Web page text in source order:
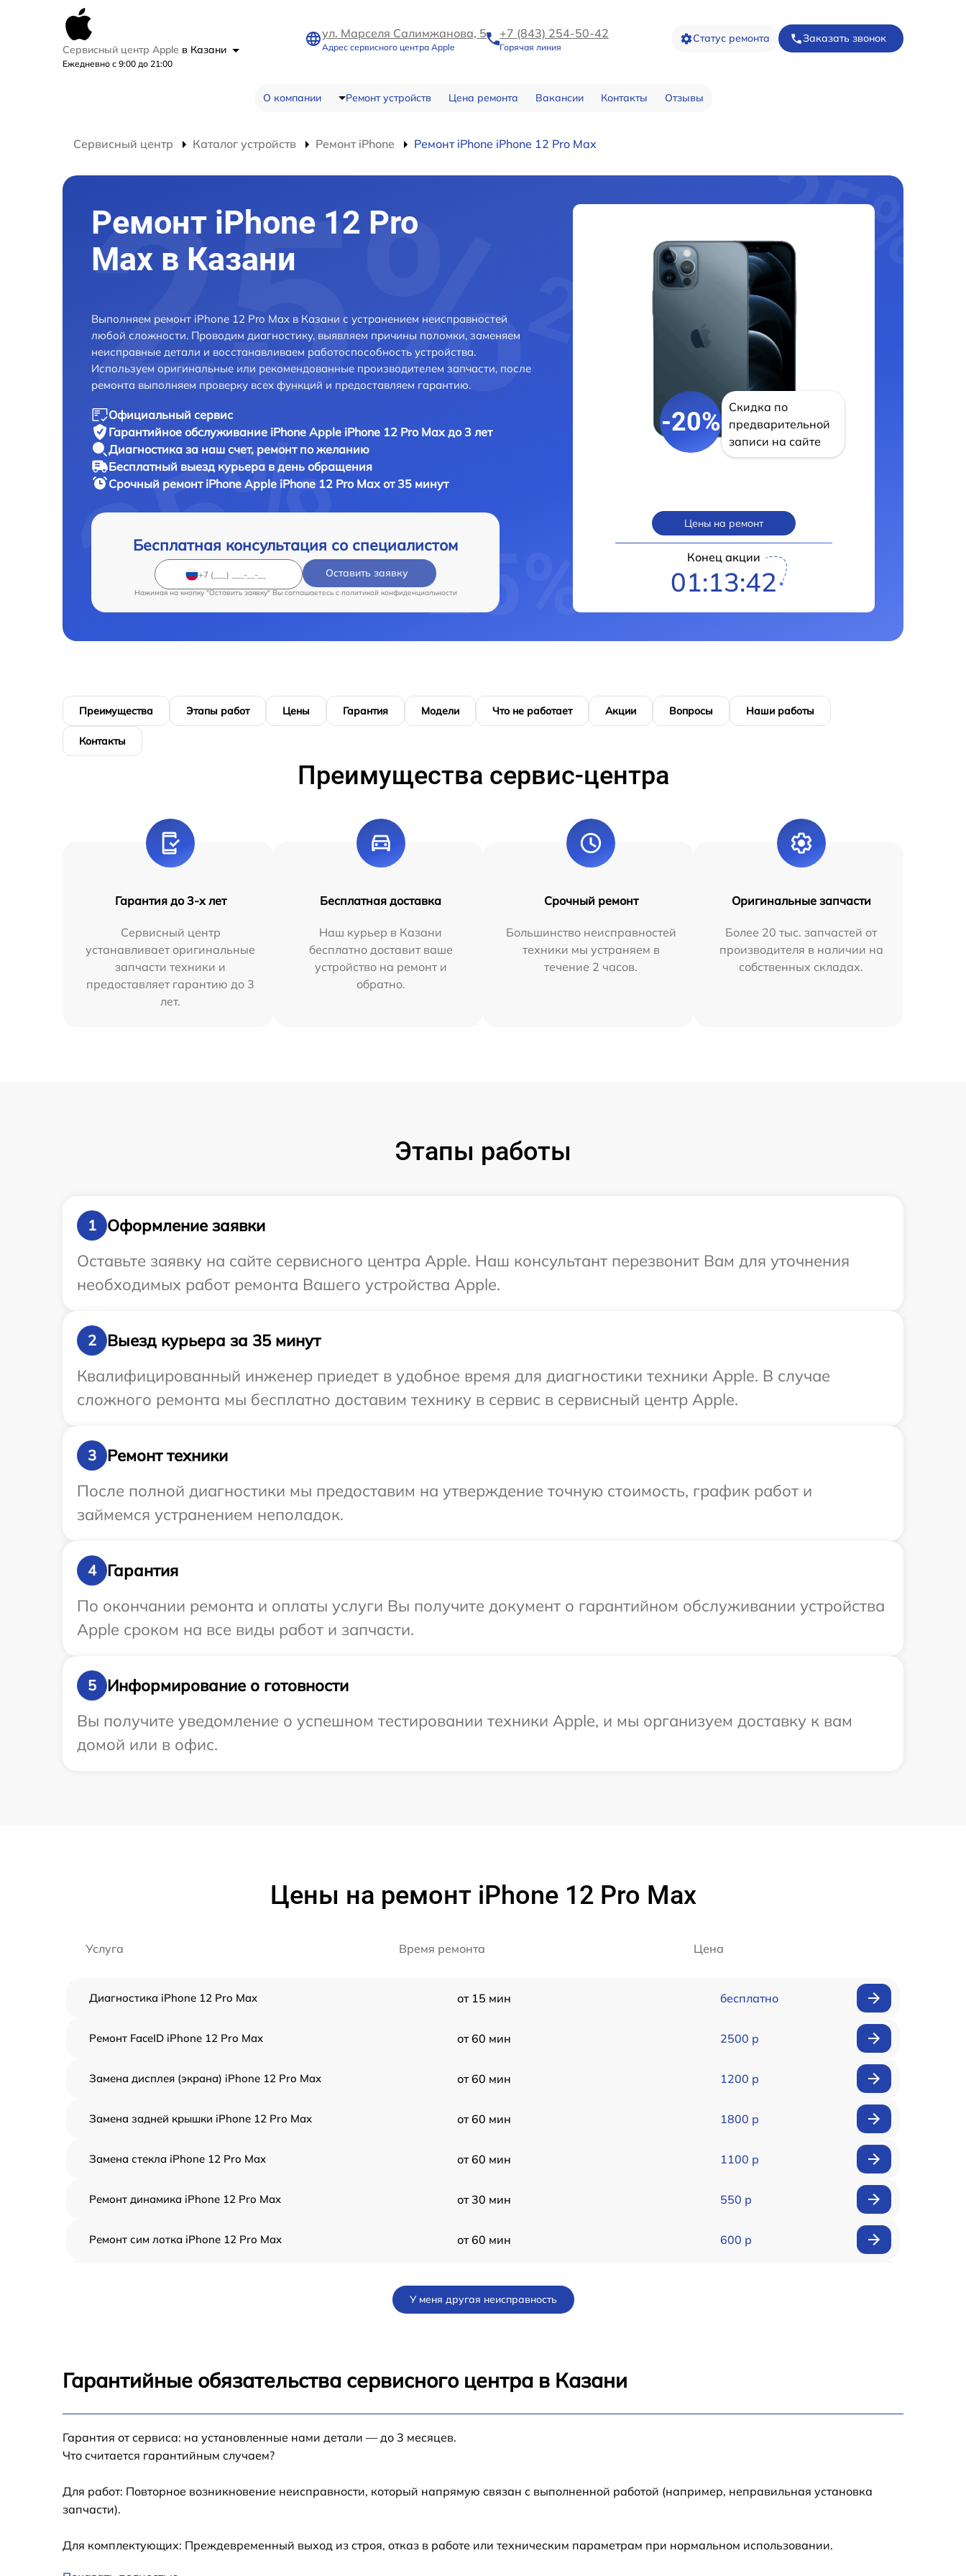
Сервисный центр Apple в Казани
Ежедневно с 9:00 до 21:00
ул. Марселя Салимжанова, 5
Адрес сервисного центра Apple
+7 (843) 254-50-42
Горячая линия
Статус ремонта Заказать звонок
О компании Ремонт устройств Цена ремонта Вакансии Контакты Отзывы
Сервисный центр Каталог устройств Ремонт iPhone Ремонт iPhone iPhone 12 Pro Max
Ремонт iPhone 12 Pro
Max в Казани
Выполняем ремонт iPhone 12 Pro Max в Казани с устранением неисправностей
любой сложности. Проводим диагностику, выявляем причины поломки, заменяем
неисправные детали и восстанавливаем работоспособность устройства.
Используем оригинальные или рекомендованные производителем запчасти, после
ремонта выполняем проверку всех функций и предоставляем гарантию.
Официальный сервис
Гарантийное обслуживание iPhone Apple iPhone 12 Pro Max до 3 лет
Диагностика за наш счет, ремонт по желанию
Бесплатный выезд курьера в день обращения
Срочный ремонт iPhone Apple iPhone 12 Pro Max от 35 минут
Бесплатная консультация со специалистом
Оставить заявку
Нажимая на кнопку "Оставить заявку" Вы соглашаетесь c политикой конфиденциальности
-20%
Скидка по
предварительной
записи на сайте
Цены на ремонт
Конец акции
01:13:42
Преимущества Этапы работ Цены Гарантия Модели Что не работает Акции Вопросы Наши работы
Контакты
Преимущества сервис-центра
Гарантия до 3-х лет
Сервисный центр
устанавливает оригинальные
запчасти техники и
предоставляет гарантию до 3
лет.
Бесплатная доставка
Наш курьер в Казани
бесплатно доставит ваше
устройство на ремонт и
обратно.
Срочный ремонт
Большинство неисправностей
техники мы устраняем в
течение 2 часов.
Оригинальные запчасти
Более 20 тыс. запчастей от
производителя в наличии на
собственных складах.
Этапы работы
1
Оформление заявки
Оставьте заявку на сайте сервисного центра Apple. Наш консультант перезвонит Вам для уточнения
необходимых работ ремонта Вашего устройства Apple.
2
Выезд курьера за 35 минут
Квалифицированный инженер приедет в удобное время для диагностики техники Apple. В случае
сложного ремонта мы бесплатно доставим технику в сервис в сервисный центр Apple.
3
Ремонт техники
После полной диагностики мы предоставим на утверждение точную стоимость, график работ и
займемся устранением неполадок.
4
Гарантия
По окончании ремонта и оплаты услуги Вы получите документ о гарантийном обслуживании устройства
Apple сроком на все виды работ и запчасти.
5
Информирование о готовности
Вы получите уведомление о успешном тестировании техники Apple, и мы организуем доставку к вам
домой или в офис.
Цены на ремонт iPhone 12 Pro Max
Услуга Время ремонта Цена
Диагностика iPhone 12 Pro Max от 15 мин бесплатно
Ремонт FaceID iPhone 12 Pro Max от 60 мин 2500 р
Замена дисплея (экрана) iPhone 12 Pro Max от 60 мин 1200 р
Замена задней крышки iPhone 12 Pro Max от 60 мин 1800 р
Замена стекла iPhone 12 Pro Max от 60 мин 1100 р
Ремонт динамика iPhone 12 Pro Max от 30 мин 550 р
Ремонт сим лотка iPhone 12 Pro Max от 60 мин 600 р
Замена стекла камеры iPhone 12 Pro Max
У меня другая неисправность
Гарантийные обязательства сервисного центра в Казани
Гарантия от сервиса: на установленные нами детали — до 3 месяцев.
Что считается гарантийным случаем?
Для работ: Повторное возникновение неисправности, который напрямую связан с выполненной работой (например, неправильная установка
запчасти).
Для комплектующих: Преждевременный выход из строя, отказ в работе или техническим параметрам при нормальном использовании.